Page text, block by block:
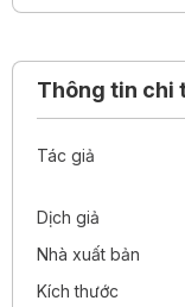
Thông tin chi
Tác giả
Dịch giả
Nhà xuất bản
Kích thước